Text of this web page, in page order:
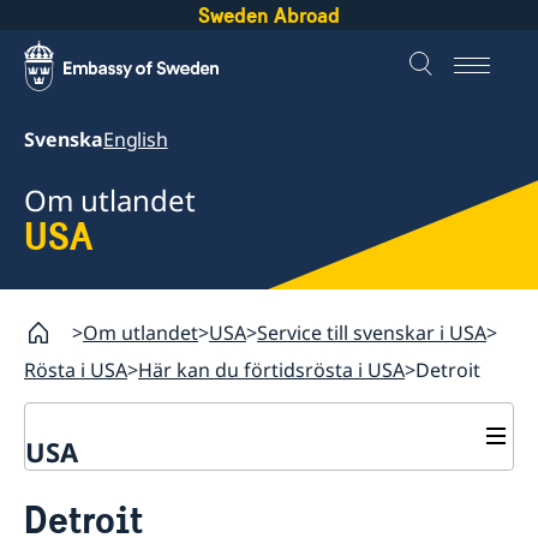
Sweden Abroad
SvenskaEnglish
Om utlandet
USA
Om utlandet USA Service till svenskar i USA
Rösta i USA Här kan du förtidsrösta i USA Detroit
USA
Service till svenskar i USA
Detroit